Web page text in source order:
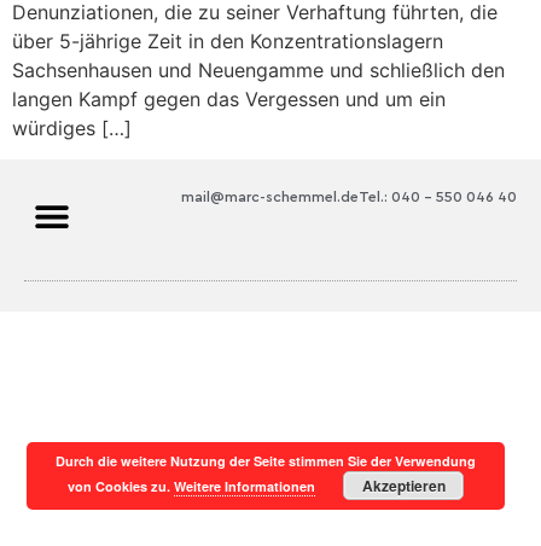
Denunziationen, die zu seiner Verhaftung führten, die
über 5-jährige Zeit in den Konzentrationslagern
Sachsenhausen und Neuengamme und schließlich den
langen Kampf gegen das Vergessen und um ein
würdiges […]
Tel.: 040 – 550 046 40
mail@marc-schemmel.de
Durch die weitere Nutzung der Seite stimmen Sie der Verwendung
von Cookies zu.Weitere Informationen Akzeptieren